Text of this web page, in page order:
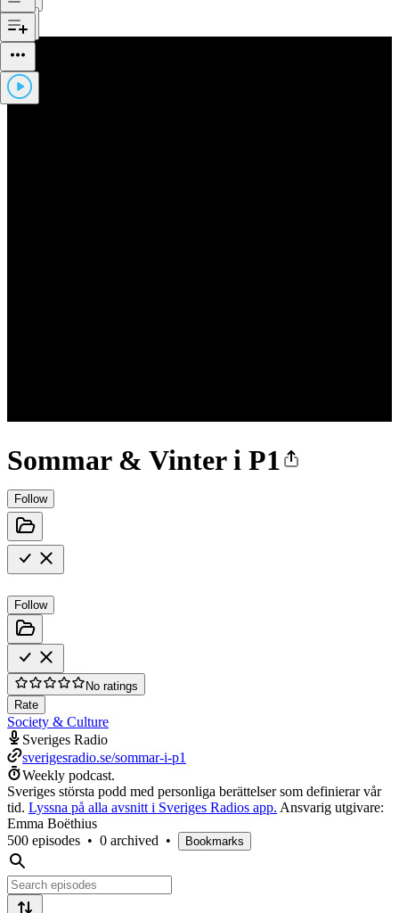
Sommar & Vinter i P1
Follow
Follow
No ratings
Rate
Society & Culture
Sveriges Radio
sverigesradio.se/sommar-i-p1
Weekly podcast.
Sveriges största podd med personliga berättelser som definierar vår
tid. Lyssna på alla avsnitt i Sveriges Radios app. Ansvarig utgivare:
Emma Boëthius
500 episodes • 0 archived • Bookmarks